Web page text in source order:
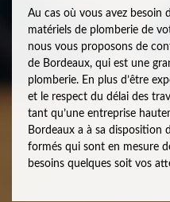
Au cas où vous avez besoin
matériels de plomberie de
nous vous proposons de
de Bordeaux, qui est une
plomberie. En plus d’être
et le respect du délai des
tant qu’une entreprise
Bordeaux a à sa disposition
formés qui sont en mesure
besoins quelques soit vos